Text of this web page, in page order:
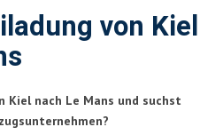
von Kiel
Kiel nach Le Mans und suchst